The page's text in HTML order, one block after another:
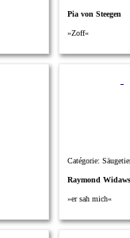
Pia von Steegen
»Zoff«
Catégorie:
Raymond
»er sah mich«